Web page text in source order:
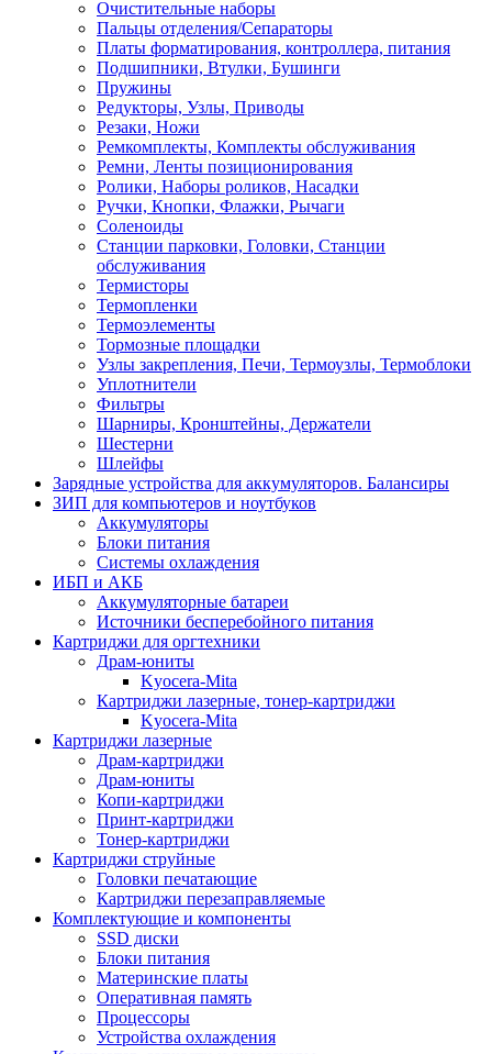
Очистительные наборы
Пальцы отделения/Сепараторы
Платы форматирования, контроллера, питания
Подшипники, Втулки, Бушинги
Пружины
Редукторы, Узлы, Приводы
Резаки, Ножи
Ремкомплекты, Комплекты обслуживания
Ремни, Ленты позиционирования
Ролики, Наборы роликов, Насадки
Ручки, Кнопки, Флажки, Рычаги
Соленоиды
Станции парковки, Головки, Станции
обслуживания
Термисторы
Термопленки
Термоэлементы
Тормозные площадки
Узлы закрепления, Печи, Термоузлы, Термоблоки
Уплотнители
Фильтры
Шарниры, Кронштейны, Держатели
Шестерни
Шлейфы
Зарядные устройства для аккумуляторов. Балансиры
ЗИП для компьютеров и ноутбуков
Аккумуляторы
Блоки питания
Системы охлаждения
ИБП и АКБ
Аккумуляторные батареи
Источники бесперебойного питания
Картриджи для оргтехники
Драм-юниты
Kyocera-Mita
Картриджи лазерные, тонер-картриджи
Kyocera-Mita
Картриджи лазерные
Драм-картриджи
Драм-юниты
Копи-картриджи
Принт-картриджи
Тонер-картриджи
Картриджи струйные
Головки печатающие
Картриджи перезаправляемые
Комплектующие и компоненты
SSD диски
Блоки питания
Материнские платы
Оперативная память
Процессоры
Устройства охлаждения